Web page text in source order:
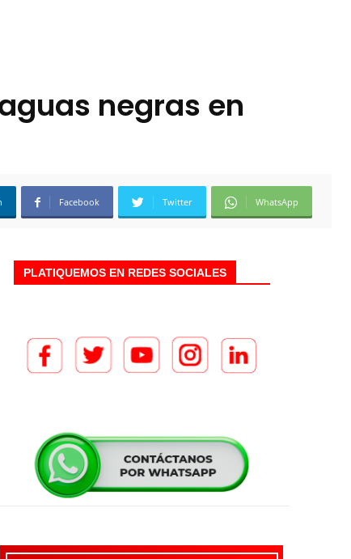
negras en
Facebook Twitter WhatsApp
PLATIQUEMOS EN REDES SOCIALES